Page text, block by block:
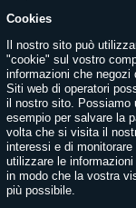
Cookies
Il nostro sito può
"cookie" sul vostro
informazioni che negozi
Siti web di operatori
il nostro sito. Possiamo
esempio per salvare la
volta che si visita il
interessi e di
utilizzare le
in modo che la vostra
più possibile.